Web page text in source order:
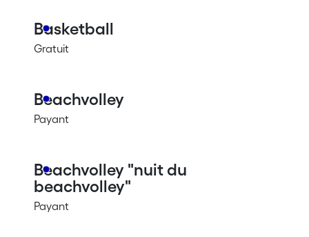
Basketball
Gratuit
Beachvolley
Payant
Beachvolley "nuit du
beachvolley"
Payant